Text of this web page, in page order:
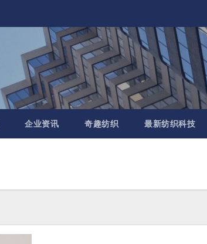
企业资讯 奇趣纺织 最新纺织科技